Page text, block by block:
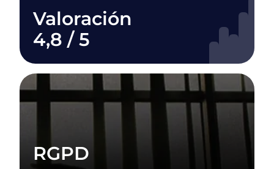
Valoración
4,8 / 5
RGPD